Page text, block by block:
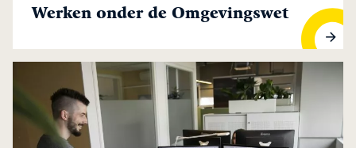
Werken onder de Omgevingswet